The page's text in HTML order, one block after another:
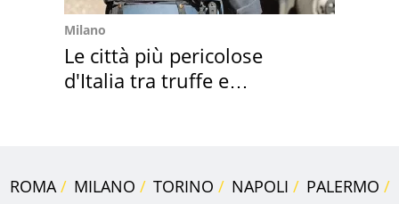
Milano
Le città più pericolose
d'Italia tra truffe e
ROMA MILANO TORINO NAPOLI
PALERMO